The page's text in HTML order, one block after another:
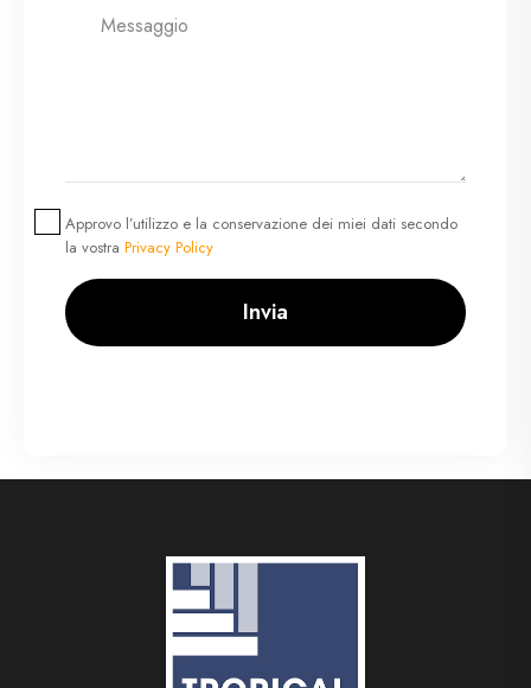
Approvo l’utilizzo e la conservazione dei miei dati secondo
la vostra Privacy Policy
Invia